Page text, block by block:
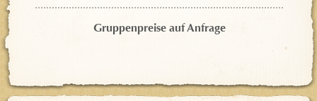
Gruppenpreise auf Anfrage